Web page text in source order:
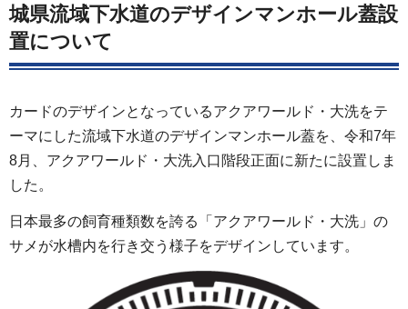
城県流域下水道のデザインマンホール蓋設
置について
カードのデザインとなっているアクアワールド・大洗をテ
ーマにした流域下水道のデザインマンホール蓋を、令和7年
8月、アクアワールド・大洗入口階段正面に新たに設置しま
した。
日本最多の飼育種類数を誇る「アクアワールド・大洗」の
サメが水槽内を行き交う様子をデザインしています。